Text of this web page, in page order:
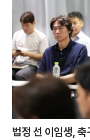
법정 선 이임생,